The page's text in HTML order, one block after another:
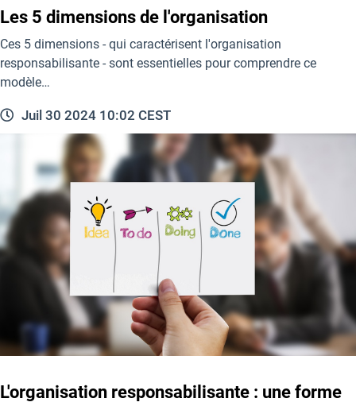
Les 5 dimensions de l'organisation
Ces 5 dimensions - qui caractérisent l'organisation
responsabilisante - sont essentielles pour comprendre ce
modèle…
Juil 30 2024 10:02 CEST
L'organisation responsabilisante : une forme